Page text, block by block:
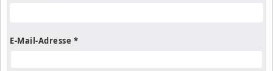
E-Mail-Adresse *